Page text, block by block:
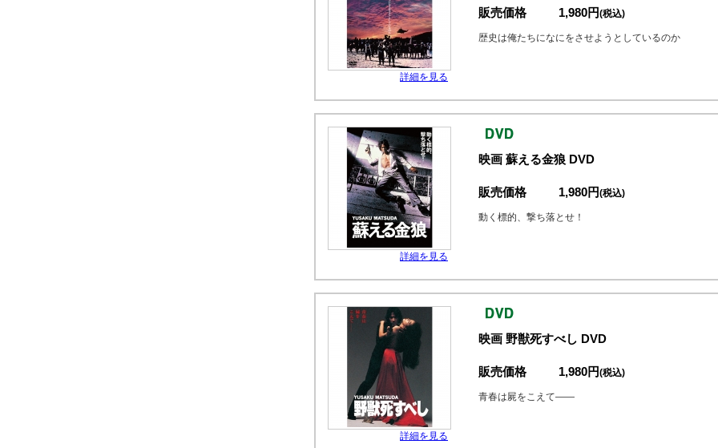
詳細を見る
販売価格 1,980円(税込)
歴史は俺たちになにをさせようとしているのか
詳細を見る
映画 蘇える金狼 DVD
販売価格 1,980円(税込)
動く標的、撃ち落とせ！
詳細を見る
映画 野獣死すべし DVD
販売価格 1,980円(税込)
青春は屍をこえて――